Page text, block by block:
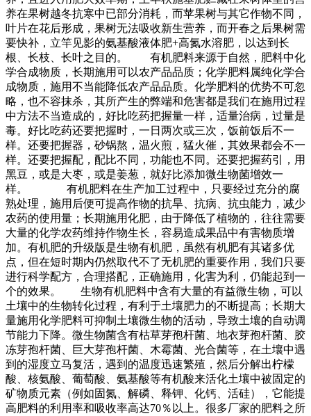
养在果树越冬抗寒中已部分消耗，而苹果树与其它作物不同，
叶片在花后形成，果树无法吸收新生营养，而开春之后果树需
要快补，立竿见影的氨基酸液体肥+高氮水溶肥，以达到长
根、长枝、长叶之目的。 有机肥料来源于自然，肥料中化
学合成物质，长期施用可以农产品品质；化学肥料属纯化学合
成物质，施用不当能降低农产品品质。化学肥料的优势不可忽
略，也不容抹杀，其所产生的弊端和危害都是我们在施用过程
中方法不当造成的，好比吃药把握量一样，适量治病，过量是
毒。好比吃药还要把握时，一日两次或三次，饭前饭后不一
样。还要把握器，砂锅熬，温火煎，猛火催，其效果都会不一
样。还要把握配，配比不同，功能也不同。还要把握药引，用
黑豆，或是大枣，或是姜葱，就好比添加微生物菌增效一
样。 有机肥料在生产加工过程中，只要经过充分的腐
熟处理，施用后便可提高作物的抗旱、抗病、抗虫能力，减少
农药的使用量；长期施用化肥，由于降低了植物的，往往需要
大量的化学农药维持作物生长，容易造成果品中有害物质增
加。有机肥的升级版是生物有机肥，虽然有机肥有其诸多优
点，但在短时期内仍然取代不了无机肥的重要作用，我们只要
进行科学配方，合理搭配，正确施用，化害为利，仍能起到一
个的效果。 生物有机肥料中含有大量的有益微生物，可以
土壤中的生物转化过程，有利于土壤肥力的不断提高；长期大
量施用化学肥料可抑制土壤微生物的活动，导致土壤的自动调
节能力下降。微生物菌含有枯草芽孢杆菌、地衣芽孢杆菌、胶
冻芽孢杆菌、巨大芽孢杆菌、木霉菌、光合菌等，在土壤中遇
到的湿度立马复活，遇到的温度迅速繁殖，然后分解出柠檬
酸、核氨酸、葡萄酸、氨基酸等有机酸来活化土壤中被固定的
矿物质元素（例如固氮、解磷、释钾、化钙、活硅），它能提
高肥料的利用率和吸收率高达70％以上。很多厂家的肥料之所